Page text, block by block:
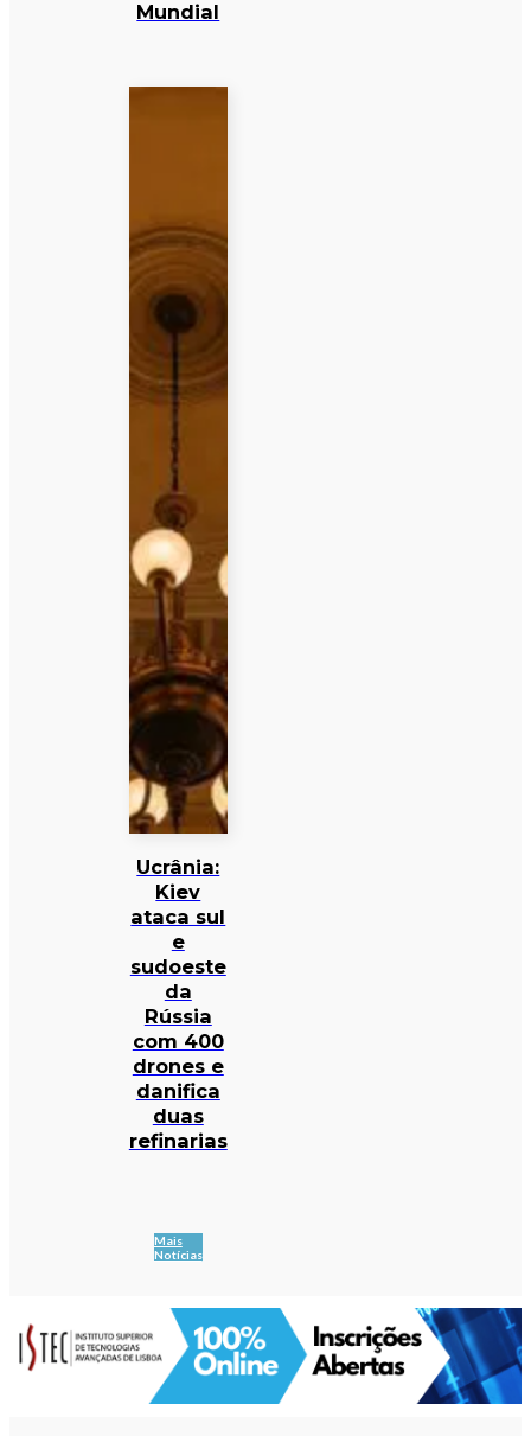
Mundial
Ucrânia:
Kiev
ataca sul
e
sudoeste
da
Rússia
com 400
drones e
danifica
duas
refinarias
Mais
Notícias